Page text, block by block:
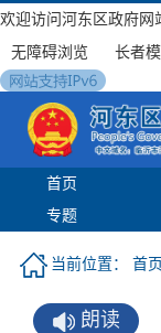
欢迎访问河东区政府网
无障碍浏览
长者
首页
专题
当前位置： 首页
朗读